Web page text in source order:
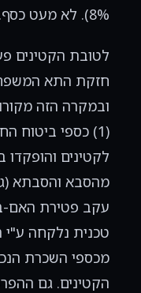
8%).
לא מעט כסף.
לטובת הקטינים
חזקת התא
ובמקרה הזה
(1) כספי ביטוח
מהסבא והסבתא
טכנית נלקחה
מכספי השכרת
הקטינים. גם